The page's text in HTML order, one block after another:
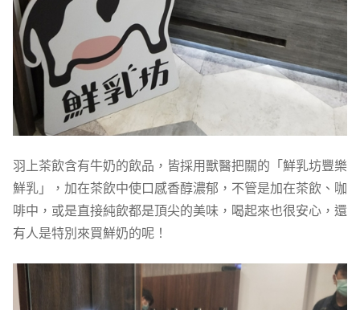
羽上茶飲含有牛奶的飲品，皆採用獸醫把關的「鮮乳坊豐樂
鮮乳」，加在茶飲中使口感香醇濃郁，不管是加在茶飲、咖
啡中，或是直接純飲都是頂尖的美味，喝起來也很安心，還
有人是特別來買鮮奶的呢！